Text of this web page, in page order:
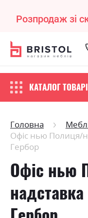
Розпродаж зі
КАТАЛОГ
Головна
Офіс нью Полиця/
Гербор
Офіс нью